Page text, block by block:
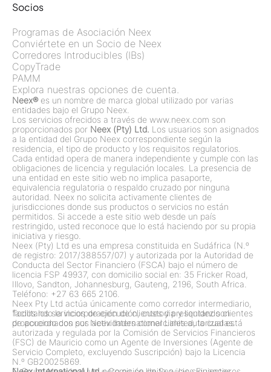
Socios
Programas de Asociación Neex
Conviértete en un Socio de Neex
Corredores Introducibles (IBs)
CopyTrade
PAMM
Explora nuestras opciones de cuenta.
Neex®es un nombre de marca global utilizado por varias
entidades bajo el Grupo Neex.
Los servicios ofrecidos a través de www.neex.com son
proporcionados por Neex (Pty) Ltd. Los usuarios son asignados
a la entidad del Grupo Neex correspondiente según la
residencia, el tipo de producto y los requisitos regulatorios.
Cada entidad opera de manera independiente y cumple con las
obligaciones de licencia y regulación locales. La presencia de
una entidad en este sitio web no implica pasaporte,
equivalencia regulatoria o respaldo cruzado por ninguna
autoridad. Neex no solicita activamente clientes de
jurisdicciones donde sus productos o servicios no están
permitidos. Si accede a este sitio web desde un país
restringido, usted reconoce que lo está haciendo por su propia
iniciativa y riesgo.
Neex (Pty) Ltd es una empresa constituida en Sudáfrica (N.º
de registro: 2017/388557/07) y autorizada por la Autoridad de
Conducta del Sector Financiero (FSCA) bajo el número de
licencia FSP 49937, con domicilio social en: 35 Fricker Road,
Illovo, Sandton, Johannesburg, Gauteng, 2196, South Africa.
Teléfono: +27 63 665 2106.
Neex Pty Ltd actúa únicamente como corredor intermediario,
facilitando la incorporación de clientes y presentando clientes
de acuerdo con sus actividades comerciales autorizadas.
Todos los servicios de ejecución, custodia y liquidez son
proporcionados por Neex International Limited, la cual está
autorizada y regulada por la Comisión de Servicios Financieros
(FSC) de Mauricio como un Agente de Inversiones (Agente de
Servicio Completo, excluyendo Suscripción) bajo la Licencia
N.º GB20025869.